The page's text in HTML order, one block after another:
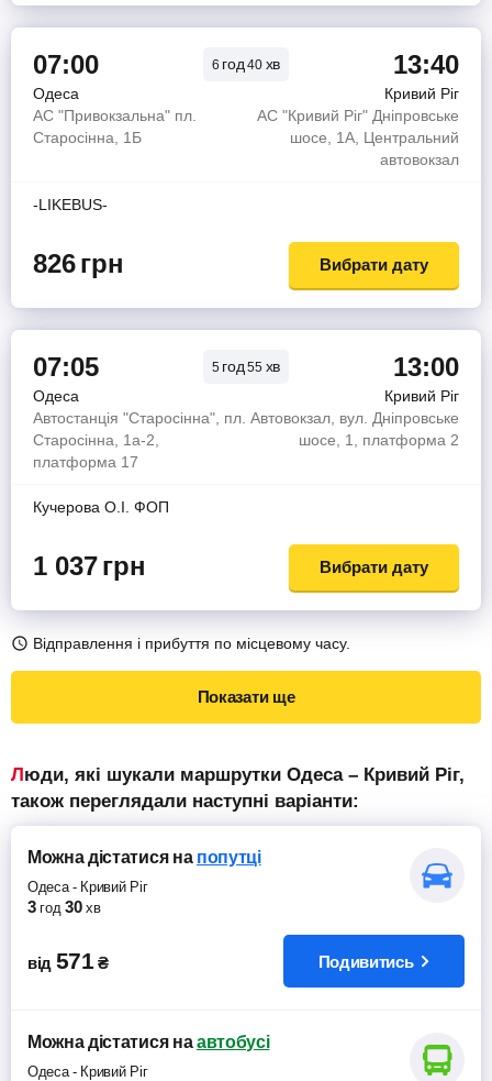
07:00 6 год40 хв 13:40
Одеса
Кривий Ріг
АС "Привокзальна" пл.
Старосінна, 1Б
АС "Кривий Ріг" Дніпровське
шосе, 1А, Центральний
автовокзал
-LIKEBUS-
826грн Вибрати дату
07:05 5 год55 хв 13:00
Одеса
Кривий Ріг
Автостанція "Старосінна", пл.
Старосінна, 1а-2,
платформа 17
Автовокзал, вул. Дніпровське
шосе, 1, платформа 2
Кучерова О.І. ФОП
1 037грн Вибрати дату
Відправлення і прибуття по місцевому часу.
Показати ще
Люди, які шукали маршрутки Одеса – Кривий Ріг,
також переглядали наступні варіанти:
Можна дістатисяна попутці
Одеса- Кривий Ріг
3 год 30 хв
від 571 ₴ Подивитись
Можна дістатисяна автобусі
Одеса- Кривий Ріг